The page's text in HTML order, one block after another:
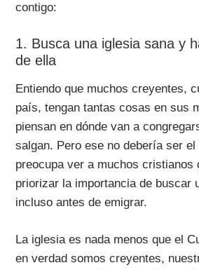
contigo:
1. Busca una iglesia sana y
de ella
Entiendo que muchos creyentes,
país, tengan tantas cosas en sus
piensan en dónde van a
salgan. Pero ese no debería ser
preocupa ver a muchos cristianos
priorizar la importancia de buscar
incluso antes de emigrar.
La iglesia es nada menos que el
en verdad somos creyentes,